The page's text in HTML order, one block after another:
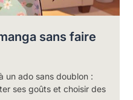
sans faire
un ado sans doublon :
ses goûts et choisir des